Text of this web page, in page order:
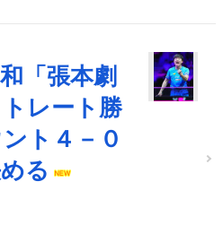
「張本劇
レート勝
ト４－０
る